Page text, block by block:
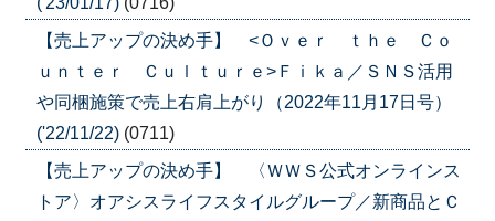
【売上アップの決め手】 <Ｏｖｅｒ ｔｈｅ Ｃｏ
ｕｎｔｅｒ Ｃｕｌｔｕｒｅ>Ｆｉｋａ／ＳＮＳ活用
や同梱施策で売上右肩上がり（2022年11月17日号）
('22/11/22) (0711)
【売上アップの決め手】 〈ＷＷＳ公式オンラインス
トア〉オアシスライフスタイルグループ／新商品とＣ